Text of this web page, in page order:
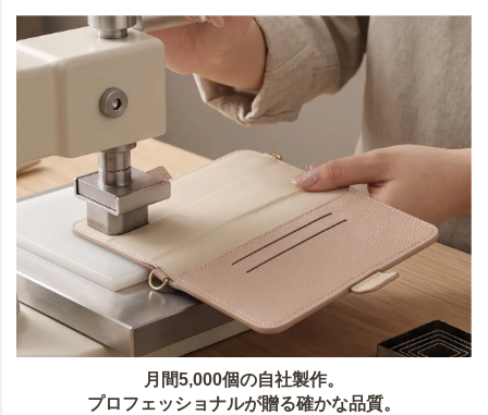
月間5,000個の自社製作。
プロフェッショナルが贈る確かな品質。